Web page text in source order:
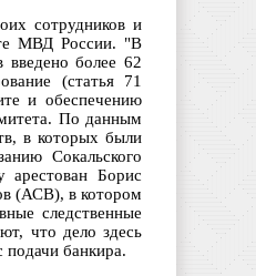
сотрудников и
МВД России. "В
введено более 62
(статья 71
и обеспечению
По данным
в которых были
Сокальского
арестован Борис
(АСВ), в котором
следственные
что дело здесь
подачи банкира.